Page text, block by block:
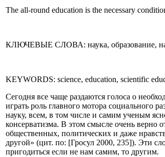
The all-round education is the necessary
КЛЮЧЕВЫЕ СЛОВА: наука, образование,
KEYWORDS: science, education, scientific
Сегодня все чаще раздаются голоса о
играть роль главного мотора социального
науку, всем, в том числе и самим ученым
консерватизма. В этом смысле очень верно
общественных, политических и даже
другой» (цит. по: [Гросул 2000, 235]). Эти
пригодиться если не нам самим, то другим.